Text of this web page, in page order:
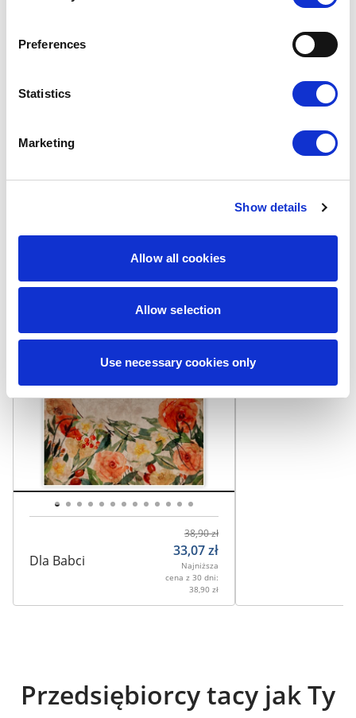
Preferences
Statistics
Marketing
Show details
Allow all cookies
Allow selection
Use necessary cookies only
Dla Babci
38,90zł
33,07zł
Najniższa
cena z 30 dni:
38,90 zł
Przedsiębiorcy tacy jak Ty